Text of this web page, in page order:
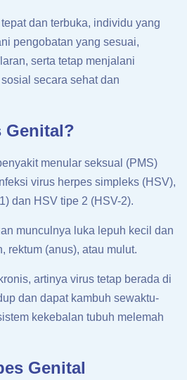
dan terbuka, individu yang
pengobatan yang sesuai,
serta tetap menjalani
secara sehat dan
Genital?
menular seksual (PMS)
virus herpes simpleks (HSV),
dan HSV tipe 2 (HSV-2).
munculnya luka lepuh kecil dan
rektum (anus), atau mulut.
artinya virus tetap berada di
dan dapat kambuh sewaktu-
kekebalan tubuh melemah
Genital